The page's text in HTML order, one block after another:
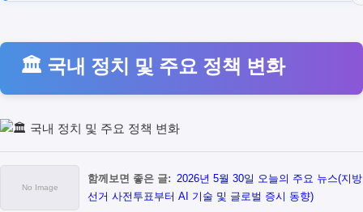
🏛️ 국내 정치 및 주요 정책 변화
함께보면 좋은 글: 2026년 5월 30일 오늘의 주요 뉴스(지방
선거 사전투표부터 AI 기술 및 글로벌 증시 동향)